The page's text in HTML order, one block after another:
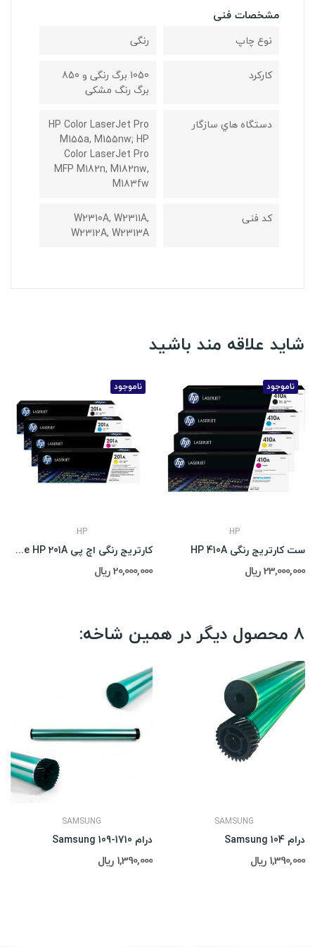
مشخصات فنی
نوع چاپ
رنگی
کارکرد
1050 برگ رنگی و 850
برگ رنگ مشکی
دستگاه هاي سازگار
HP Color LaserJet Pro
M155a, M155nw; HP
Color LaserJet Pro
MFP M182n, M182nw,
M183fw
کد فنی
W2310A, W2311A,
W2312A, W2313A
شاید علاقه مند باشید
ناموجود
HP
کارتريج رنگی اچ پي Cartridge HP 201A
20,000,000 ریال
ناموجود
HP
ست کارتریج رنگی HP 410A
23,000,000 ریال
8 محصول دیگر در همین شاخه:
SAMSUNG
درام Samsung 109-1710
1,390,000 ریال
SAMSUNG
درام Samsung 104
1,390,000 ریال